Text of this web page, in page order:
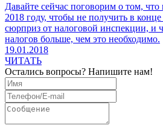
Давайте сейчас поговорим о том, что
2018 году, чтобы не получить в
сюрприз от налоговой инспекции, и
налогов больше, чем это необходимо.
19.01.2018
ЧИТАТЬ
Остались вопросы? Напишите нам!